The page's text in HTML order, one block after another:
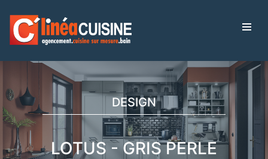
DESIGN
LOTUS - GRIS PERLE